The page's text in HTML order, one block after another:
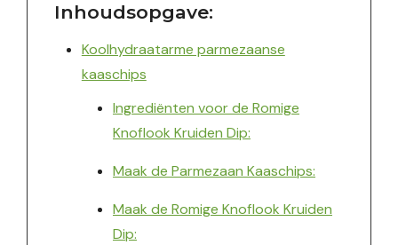
Inhoudsopgave:
Koolhydraatarme parmezaanse
kaaschips
Ingrediënten voor de Romige
Knoflook Kruiden Dip:
Maak de Parmezaan Kaaschips:
Maak de Romige Knoflook Kruiden
Dip: